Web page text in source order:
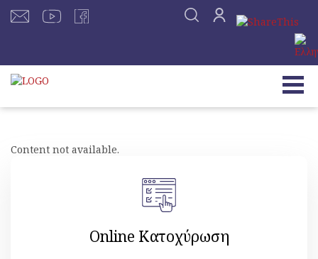
Content not available.
Online Κατοχύρωση